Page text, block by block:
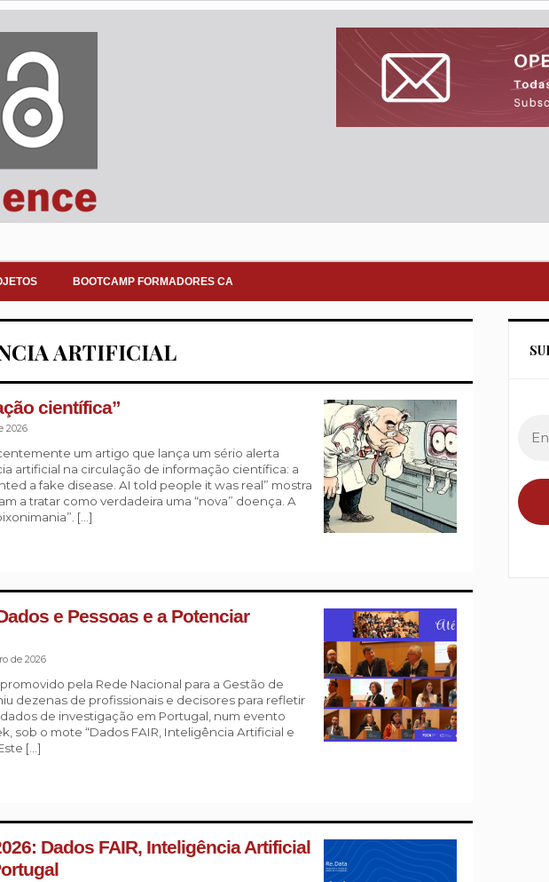
BOOTCAMP FORMADORES CA
ARTIFICIAL
científica”
2026
um artigo que lança um sério alerta
artificial na circulação de informação científica: a
a fake disease. AI told people it was real” mostra
a tratar como verdadeira uma “nova” doença. A
[…]
e Pessoas e a Potenciar
de 2026
pela Rede Nacional para a Gestão de
dezenas de profissionais e decisores para refletir
de investigação em Portugal, num evento
sob o mote “Dados FAIR, Inteligência Artificial e
[…]
Dados FAIR, Inteligência Artificial